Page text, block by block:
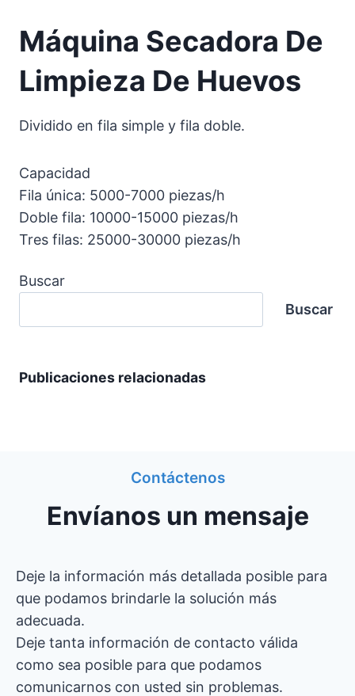
Máquina Secadora De
Limpieza De Huevos
Dividido en fila simple y fila doble.
Capacidad
Fila única: 5000-7000 piezas/h
Doble fila: 10000-15000 piezas/h
Tres filas: 25000-30000 piezas/h
Buscar
Buscar
Publicaciones relacionadas
Contáctenos
Envíanos un mensaje
Deje la información más detallada posible para
que podamos brindarle la solución más
adecuada.
Deje tanta información de contacto válida
como sea posible para que podamos
comunicarnos con usted sin problemas.